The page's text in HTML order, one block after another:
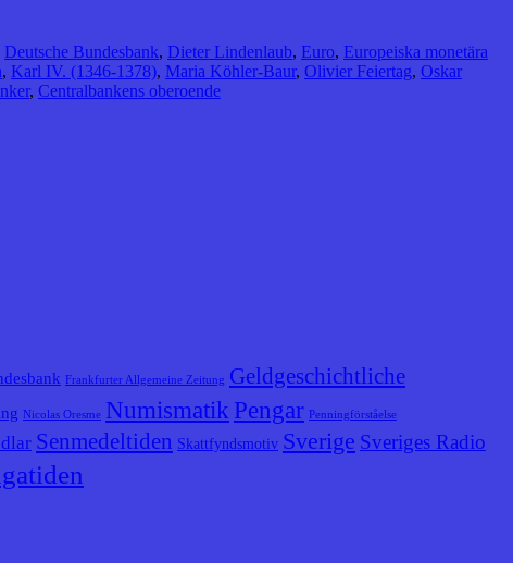
Deutsche Bundesbank, Dieter Lindenlaub, Euro, Europeiska monetära
, Karl IV. (1346-1378), Maria Köhler-Baur, Olivier Feiertag, Oskar
, Centralbankens oberoende
Frankfurter Allgemeine Zeitung Geldgeschichtliche
Nicolas Oresme Numismatik Pengar Penningförståelse
Senmedeltiden Skattfyndsmotiv Sverige Sveriges Radio